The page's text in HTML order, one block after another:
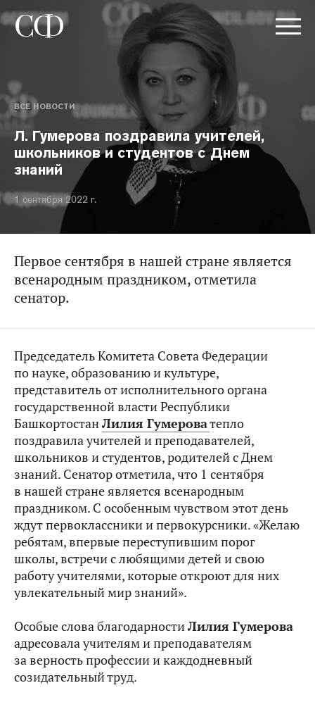
ВСЕ НОВОСТИ
Л. Гумерова поздравила учителей,
школьников и студентов с Днем
знаний
1 сентября 2022 г.
Первое сентября в нашей стране является
всенародным праздником, отметила
сенатор.
Председатель Комитета Совета Федерации
по науке, образованию и культуре,
представитель от исполнительного органа
государственной власти Республики
БашкортостанЛилия Гумероватепло
поздравила учителей и преподавателей,
школьников и студентов, родителей с Днем
знаний. Сенатор отметила, что 1 сентября
в нашей стране является всенародным
праздником. С особенным чувством этот день
ждут первоклассники и первокурсники. «Желаю
ребятам, впервые переступившим порог
школы, встречи с любящими детей и свою
работу учителями, которые откроют для них
увлекательный мир знаний».
Особые слова благодарностиЛилия Гумерова
адресовала учителям и преподавателям
за верность профессии и каждодневный
созидательный труд.